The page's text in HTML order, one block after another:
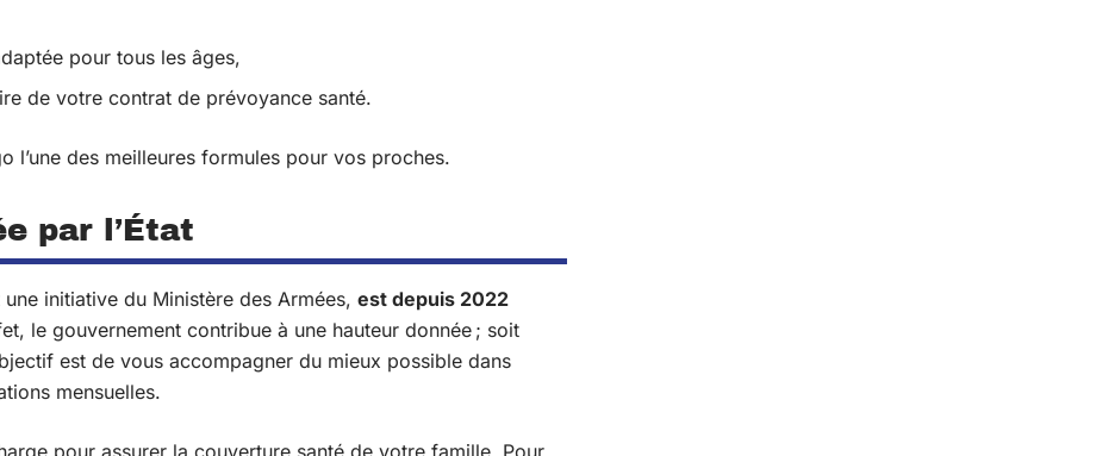
pour tous les âges,
de votre contrat de prévoyance santé.
l’une des meilleures formules pour vos proches.
par l’État
initiative du Ministère des Armées, est depuis 2022
le gouvernement contribue à une hauteur donnée ; soit
est de vous accompagner du mieux possible dans
mensuelles.
pour assurer la couverture santé de votre famille. Pour